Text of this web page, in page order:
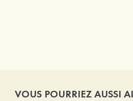
VOUS POURRIEZ AUSSI